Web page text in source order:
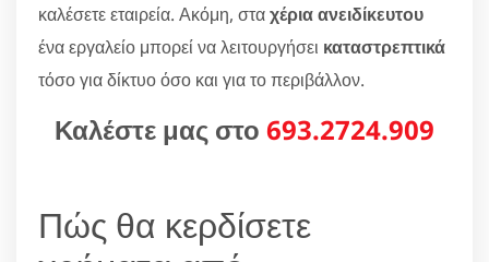
καλέσετε εταιρεία. Ακόμη, σταχέρια ανειδίκευτου
ένα εργαλείο μπορεί να λειτουργήσει καταστρεπτικά
τόσο για δίκτυο όσο και για το περιβάλλον.
Καλέστε μας στο 693.2724.909
Πώς θα κερδίσετε